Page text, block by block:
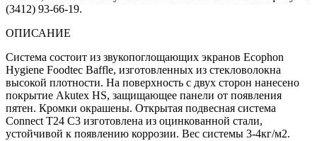
(3412) 93-66-19.
ОПИСАНИЕ
Система состоит из звукопоглощающих экранов Ecophon
Hygiene Foodtec Baffle, изготовленных из стекловолокна
высокой плотности. На поверхность с двух сторон нанесено
покрытие Akutex HS, защищающее панели от появления
пятен. Кромки окрашены. Открытая подвесная система
Connect T24 C3 изготовлена из оцинкованной стали,
устойчивой к появлению коррозии. Вес системы 3-4кг/м2.